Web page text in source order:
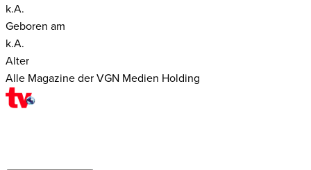
k.A.
Geboren am
k.A.
Alter
Alle Magazine der VGN Medien Holding